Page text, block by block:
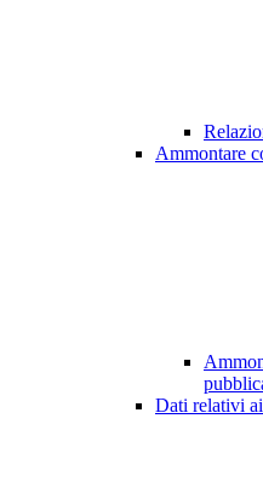
Ammontare
Dati relativi